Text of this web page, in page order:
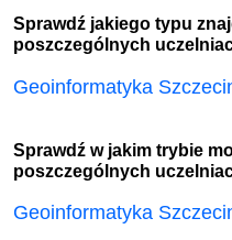
Sprawdź jakiego typu
poszczególnych
Geoinformatyka
Sprawdź w jakim trybie
poszczególnych
Geoinformatyka